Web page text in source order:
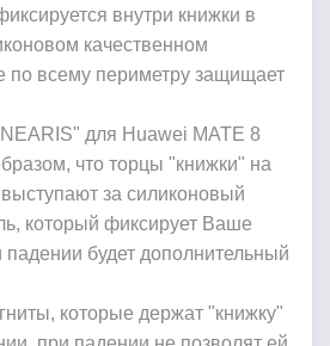
внутри книжки в
качественном
по всему периметру защищает
для Huawei MATE 8
что торцы "книжки" на
за силиконовый
который фиксирует Ваше
падении будет дополнительный
которые держат "книжку"